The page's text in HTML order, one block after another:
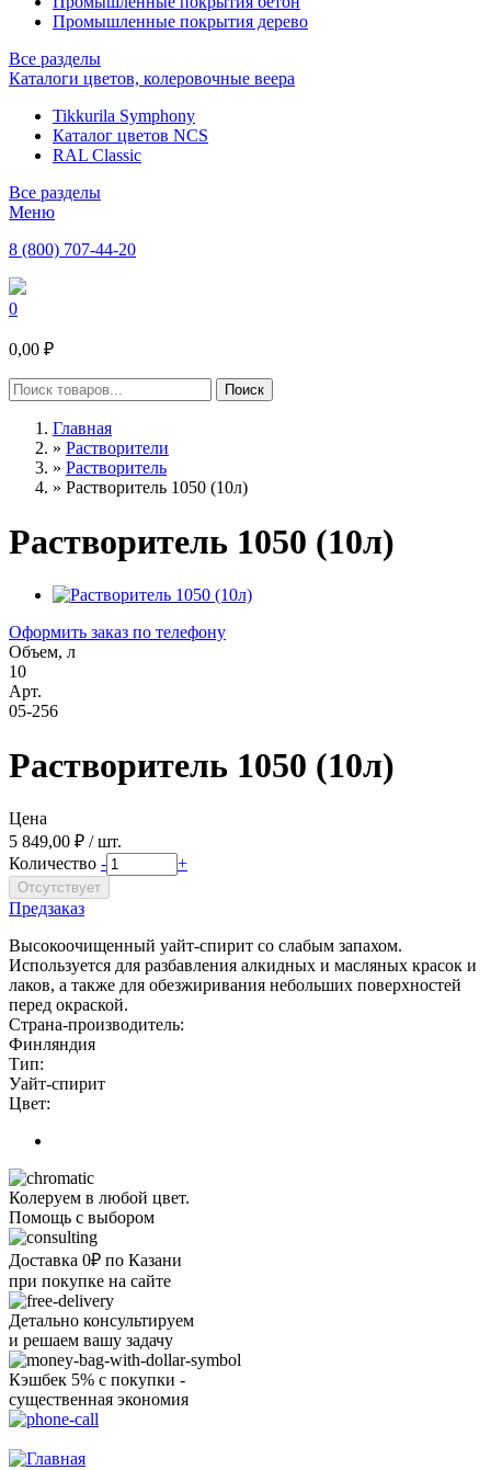
Промышленные покрытия дерево
Все разделы
Каталоги цветов, колеровочные веера
Tikkurila Symphony
Каталог цветов NCS
RAL Classic
Все разделы
Меню
8 (800) 707-44-20
0
0,00 ₽
Главная
» Растворители
» Растворитель
» Растворитель 1050 (10л)
Растворитель 1050 (10л)
Оформить заказ по телефону
Объем, л
10
Арт.
05-256
Растворитель 1050 (10л)
Цена
5 849,00 ₽ / шт.
Количество - +
Предзаказ
Высокоочищенный уайт-спирит со слабым запахом.
Используется для разбавления алкидных и масляных красок и
лаков, а также для обезжиривания небольших поверхностей
перед окраской.
Страна-производитель:
Финляндия
Тип:
Уайт-спирит
Цвет:
Колеруем в любой цвет.
Помощь с выбором
Доставка 0₽ по Казани
при покупке на сайте
Детально консультируем
и решаем вашу задачу
Кэшбек 5% с покупки -
существенная экономия